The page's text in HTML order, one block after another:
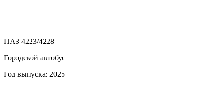
ПАЗ 4223/4228
Городской автобус
Год выпуска: 2025